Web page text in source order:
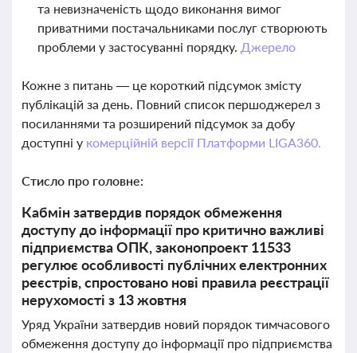
та невизначеність щодо виконання вимог
приватними постачальниками послуг створюють
проблеми у застосуванні порядку. Джерело
Кожне з питань — це короткий підсумок змісту
публікацій за день. Повний список першоджерел з
посиланнями та розширений підсумок за добу
доступні у комерційній версії Платформи LIGA360.
Стисло про головне:
Кабмін затвердив порядок обмеження
доступу до інформації про критично важливі
підприємства ОПК, законопроект 11533
регулює особливості публічних електронних
реєстрів, спростовано нові правила реєстрації
нерухомості з 13 жовтня
Уряд України затвердив новий порядок тимчасового
обмеження доступу до інформації про підприємства